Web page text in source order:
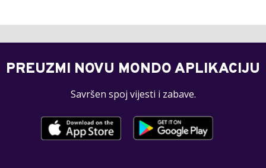
PREUZMI NOVU MONDO APLIKACIJU
Savršen spoj vijesti i zabave.